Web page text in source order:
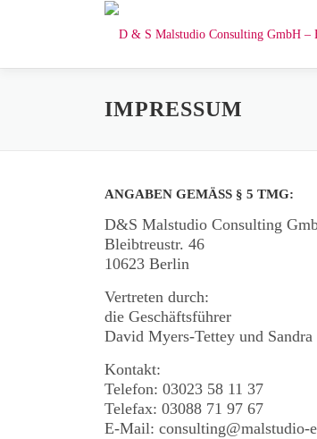
IMPRESSUM
ANGABEN GEMÄSS § 5 TMG:
D&S Malstudio Consulting
Bleibtreustr. 46
10623 Berlin
Vertreten durch:
die Geschäftsführer
David Myers-Tettey und
Kontakt:
Telefon: 03023 58 11 37
Telefax: 03088 71 97 67
E-Mail: consulting@malstudio-